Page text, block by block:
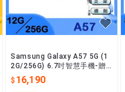
Samsung Galaxy A57 5G (1
2G/256G) 6.7吋智慧手機-贈
空壓殼+鋼化保貼+其他好禮
16,190